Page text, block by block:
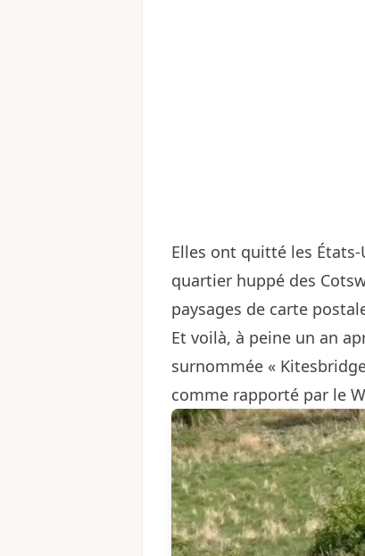
Elles ont quitté les
quartier huppé des
paysages de carte
Et voilà, à peine un an
surnommée «
comme rapporté par le